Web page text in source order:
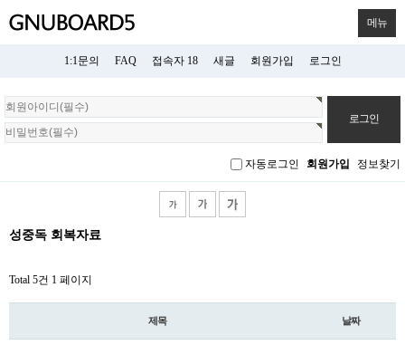
메뉴
1:1문의 FAQ 접속자 18 새글 회원가입 로그인
회
원
로
자동로그인 회원가입 정보찾기
성중독 회복자료
Total 5건 1 페이지
제목 날짜